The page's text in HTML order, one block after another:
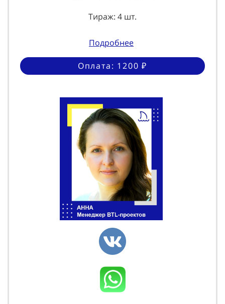
Тираж: 4 шт.
Подробнее
Оплата: 1200 ₽